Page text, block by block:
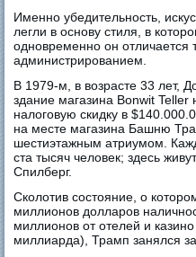
Именно убедительность,
легли в основу стиля, в
одновременно он
администрированием.
В 1979-м, в возрасте 33 лет,
здание магазина Bonwit
налоговую скидку в
на месте магазина Башню
шестиэтажным атриумом.
ста тысяч человек; здесь
Спилберг.
Сколотив состояние, о
миллионов долларов
миллионов от отелей и
миллиарда), Трамп занялся